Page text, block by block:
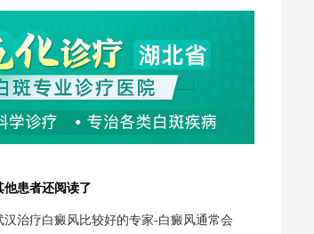
他患者还阅读了
汉治疗白癜风比较好的专家-白癜风通常会